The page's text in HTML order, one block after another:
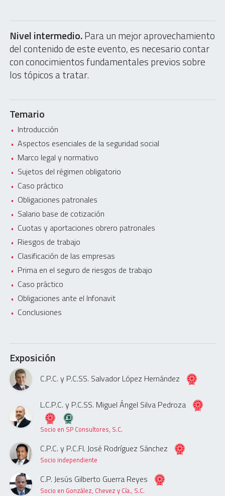
Nivel intermedio.Para un mejor aprovechamiento
del contenido de este evento, es necesario contar
con conocimientos fundamentales previos sobre
los tópicos a tratar.
Temario
Introducción
Aspectos esenciales de la seguridad social
Marco legal y normativo
Sujetos del régimen obligatorio
Caso práctico
Obligaciones patronales
Salario base de cotización
Cuotas y aportaciones obrero patronales
Riesgos de trabajo
Clasificación de las empresas
Prima en el seguro de riesgos de trabajo
Caso práctico
Obligaciones ante el Infonavit
Conclusiones
Exposición
C.P.C. y P.C.SS. Salvador López Hernández
L.C.P.C. y P.C.SS. Miguel Ángel Silva Pedroza
Socio en SP Consultores, S.C.
C.P.C. y P.C.FI. José Rodríguez Sánchez
Socio independiente
C.P. Jesús Gilberto Guerra Reyes
Socio en González, Chevez y Cía., S.C.